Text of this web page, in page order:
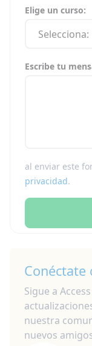
Elige un curso:
Escribe tu
al enviar este
privacidad.
Conéctate
Sigue a
nuestra
nuevos